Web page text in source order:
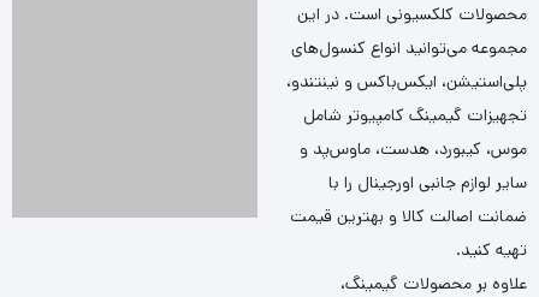
محصولات کلکسیونی است. در این
مجموعه می‌توانید انواع کنسول‌های
پلی‌استیشن، ایکس‌باکس و نینتندو،
تجهیزات گیمینگ کامپیوتر شامل
موس، کیبورد، هدست، ماوس‌پد و
سایر لوازم جانبی اورجینال را با
ضمانت اصالت کالا و بهترین قیمت
تهیه کنید.
علاوه بر محصولات گیمینگ،